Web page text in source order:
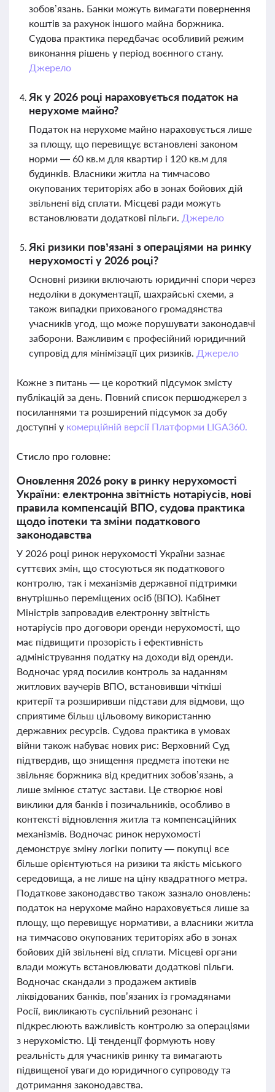
зобов’язань. Банки можуть вимагати повернення
коштів за рахунок іншого майна боржника.
Судова практика передбачає особливий режим
виконання рішень у період воєнного стану.
Джерело
Як у 2026 році нараховується податок на
нерухоме майно?
Податок на нерухоме майно нараховується лише
за площу, що перевищує встановлені законом
норми — 60 кв.м для квартир і 120 кв.м для
будинків. Власники житла на тимчасово
окупованих територіях або в зонах бойових дій
звільнені від сплати. Місцеві ради можуть
встановлювати додаткові пільги. Джерело
Які ризики пов’язані з операціями на ринку
нерухомості у 2026 році?
Основні ризики включають юридичні спори через
недоліки в документації, шахрайські схеми, а
також випадки прихованого громадянства
учасників угод, що може порушувати законодавчі
заборони. Важливим є професійний юридичний
супровід для мінімізації цих ризиків. Джерело
Кожне з питань — це короткий підсумок змісту
публікацій за день. Повний список першоджерел з
посиланнями та розширений підсумок за добу
доступні у комерційній версії Платформи LIGA360.
Стисло про головне:
Оновлення 2026 року в ринку нерухомості
України: електронна звітність нотаріусів, нові
правила компенсацій ВПО, судова практика
щодо іпотеки та зміни податкового
законодавства
У 2026 році ринок нерухомості України зазнає
суттєвих змін, що стосуються як податкового
контролю, так і механізмів державної підтримки
внутрішньо переміщених осіб (ВПО). Кабінет
Міністрів запровадив електронну звітність
нотаріусів про договори оренди нерухомості, що
має підвищити прозорість і ефективність
адміністрування податку на доходи від оренди.
Водночас уряд посилив контроль за наданням
житлових ваучерів ВПО, встановивши чіткіші
критерії та розширивши підстави для відмови, що
сприятиме більш цільовому використанню
державних ресурсів. Судова практика в умовах
війни також набуває нових рис: Верховний Суд
підтвердив, що знищення предмета іпотеки не
звільняє боржника від кредитних зобов’язань, а
лише змінює статус застави. Це створює нові
виклики для банків і позичальників, особливо в
контексті відновлення житла та компенсаційних
механізмів. Водночас ринок нерухомості
демонструє зміну логіки попиту — покупці все
більше орієнтуються на ризики та якість міського
середовища, а не лише на ціну квадратного метра.
Податкове законодавство також зазнало оновлень:
податок на нерухоме майно нараховується лише за
площу, що перевищує нормативи, а власники житла
на тимчасово окупованих територіях або в зонах
бойових дій звільнені від сплати. Місцеві органи
влади можуть встановлювати додаткові пільги.
Водночас скандали з продажем активів
ліквідованих банків, пов’язаних із громадянами
Росії, викликають суспільний резонанс і
підкреслюють важливість контролю за операціями
з нерухомістю. Ці тенденції формують нову
реальність для учасників ринку та вимагають
підвищеної уваги до юридичного супроводу та
дотримання законодавства.